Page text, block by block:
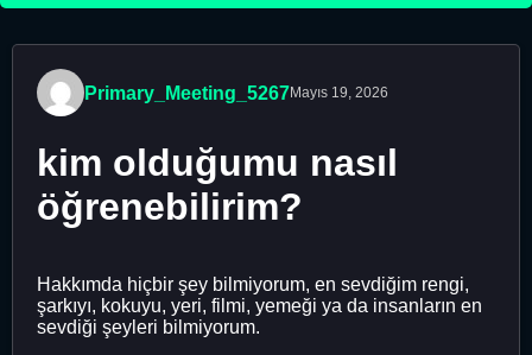
Primary_Meeting_5267Mayıs 19, 2026
kim olduğumu nasıl
öğrenebilirim?
Hakkımda hiçbir şey bilmiyorum, en sevdiğim rengi,
şarkıyı, kokuyu, yeri, filmi, yemeği ya da insanların en
sevdiği şeyleri bilmiyorum.